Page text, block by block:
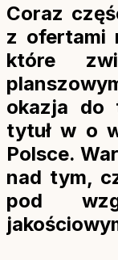
Coraz
z ofertami
które
okazja do
tytuł w o
Polsce.
nad tym,
pod